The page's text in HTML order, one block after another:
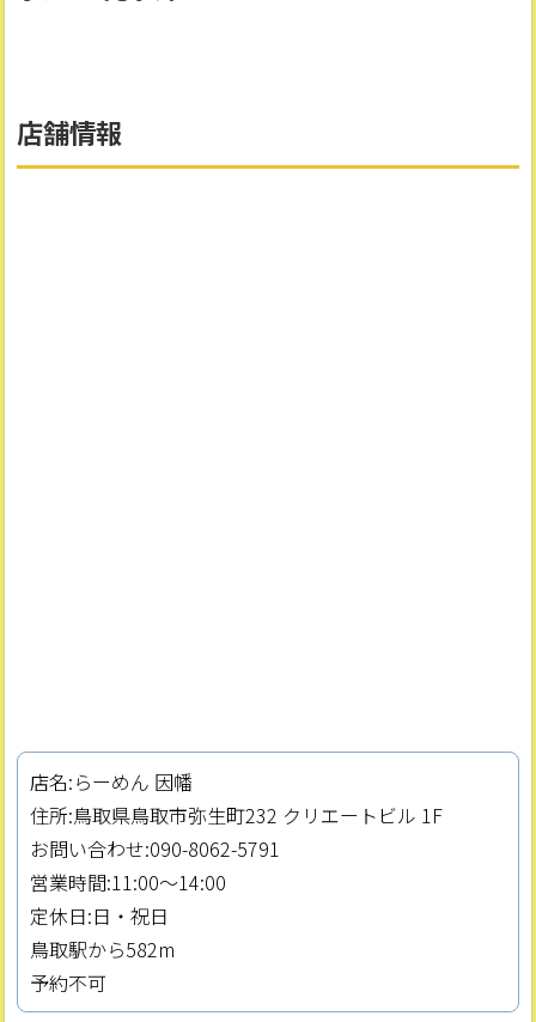
店舗情報
店名:らーめん 因幡
住所:鳥取県鳥取市弥生町232 クリエートビル 1F
お問い合わせ:090-8062-5791
営業時間:11:00〜14:00
定休日:日・祝日
鳥取駅から582m
予約不可